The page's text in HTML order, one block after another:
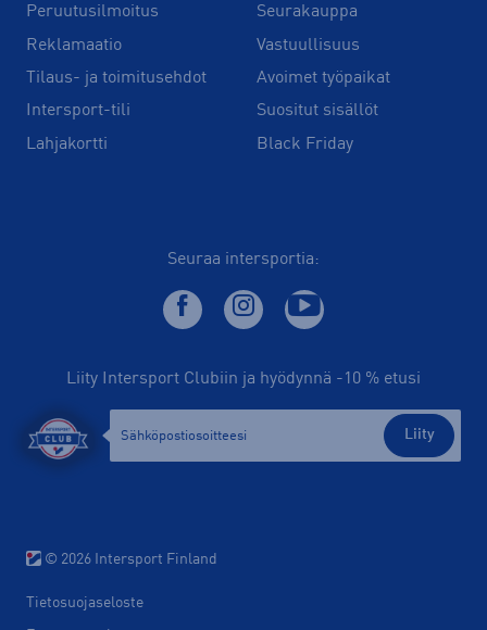
Peruutusilmoitus
Reklamaatio
Tilaus- ja toimitusehdot
Intersport-tili
Lahjakortti
Seurakauppa
Vastuullisuus
Avoimet työpaikat
Suositut sisällöt
Black Friday
Seuraa intersportia:
Liity Intersport Clubiin ja hyödynnä -10 % etusi
Liity
© 2026 Intersport Finland
Tietosuojaseloste